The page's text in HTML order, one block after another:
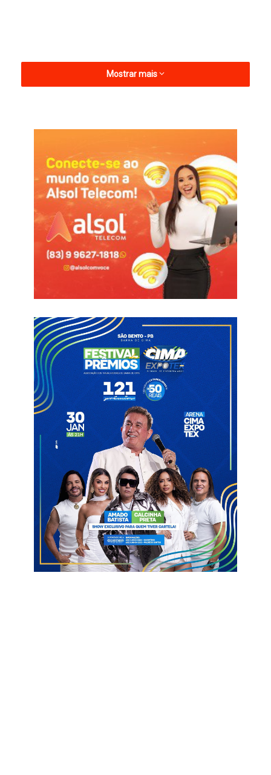
Gervásio e Hugo são do estado da Paraíba e com raízes
políticas em cidades da região do Sertão.
“Desde a época dos nossos avós que a gente tem ligação
política, de lá pra cá sempre fomos do mesmo palanque,
somos atualmente do mesmo projeto, fomos juntos do MDB,
agora ele foi pro Republicanos e eu pro PSB, mas a tendência
muito forte é de vários apoios a Hugo Motta, que pode quase
torná-la uma candidatura única. Ele é muito ponderado e tem
as habilidades que a Câmara necessita”; anunciou.
Ver essa foto no Instagram
Mostrar mais